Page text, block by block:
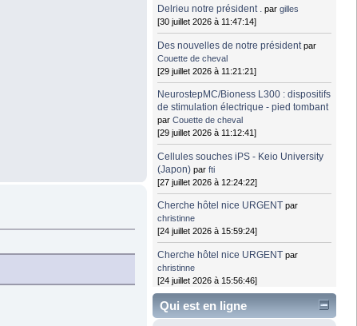
Delrieu notre président . pargilles
[30 juillet 2026 à 11:47:14]
Des nouvelles de notre président par
Couette de cheval
[29 juillet 2026 à 11:21:21]
NeurostepMC/Bioness L300 : dispositifs
de stimulation électrique - pied tombant
parCouette de cheval
[29 juillet 2026 à 11:12:41]
Cellules souches iPS - Keio University
(Japon) parfti
[27 juillet 2026 à 12:24:22]
Cherche hôtel nice URGENT par
christinne
[24 juillet 2026 à 15:59:24]
Cherche hôtel nice URGENT par
christinne
[24 juillet 2026 à 15:56:46]
Qui est en ligne